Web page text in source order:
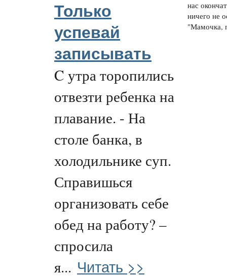
Только
успевай
записывать
C утра торопились
отвезти ребенка на
плавание. - На
столе банка, в
холодильнике суп.
Справишься
организовать себе
обед на работу? –
спросила
я... Читать >>
нас
ничего не
"Мамочка,